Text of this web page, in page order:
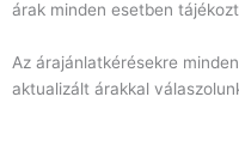
árak minden esetben
Az árajánlatkérésekre
aktualizált árakkal